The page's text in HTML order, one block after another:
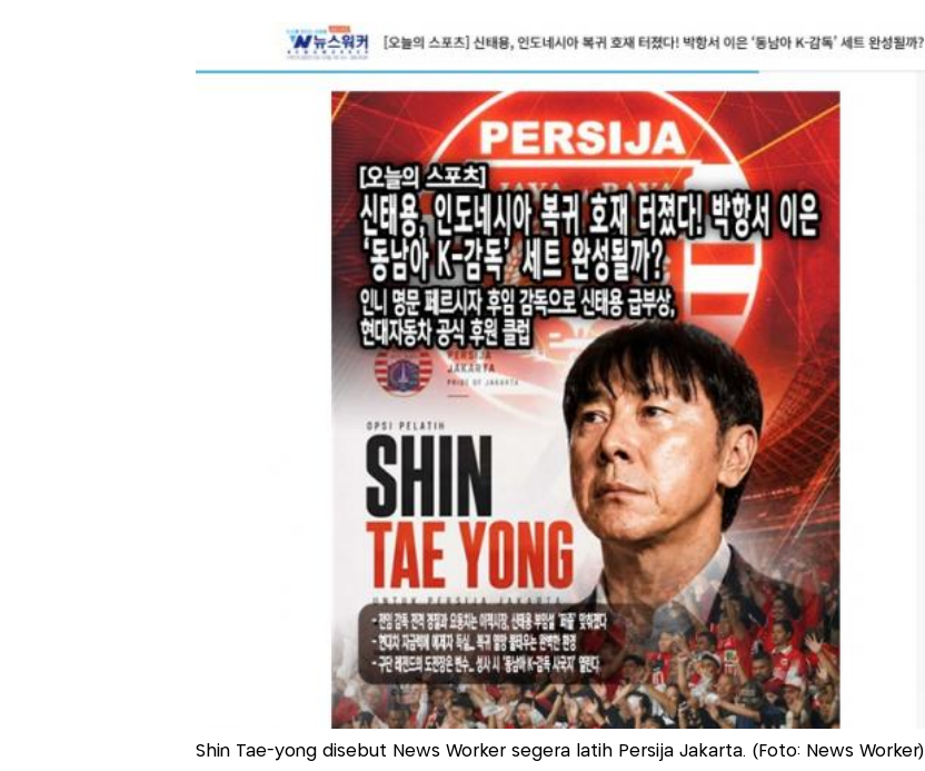
Shin Tae-yong disebut News Worker segera latih Persija Jakarta. (Foto: News Worker)